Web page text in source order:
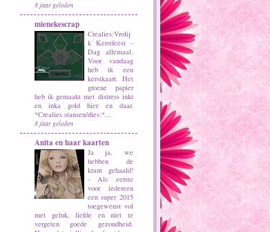
8 jaar geleden
mienekescrap
Crealies:Vrolij
k Kerstfeest -
Dag allemaal.
Voor vandaag
heb ik een
kerstkaart. Het
groene papier
heb ik gemaakt met distress inkt
en inka gold hier en daar.
*Crealies stansen/dies:*...
8 jaar geleden
Anita en haar kaarten
Ja ja, we
hebben de
krant gehaald!
-Als eerste
voor iedereen
een super 2015
toegewenst vol
met geluk, liefde en niet te
vergeten goede gezondheid.